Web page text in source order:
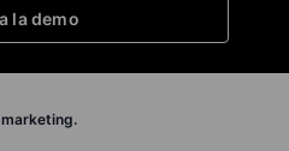
la demo